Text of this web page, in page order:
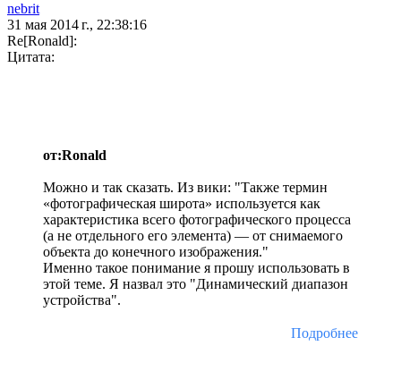
nebrit
31 мая 2014 г., 22:38:16
Re[Ronald]:
Цитата:
от:Ronald
Можно и так сказать. Из вики: "Также термин
«фотографическая широта» используется как
характеристика всего фотографического процесса
(а не отдельного его элемента) — от снимаемого
объекта до конечного изображения."
Именно такое понимание я прошу использовать в
этой теме. Я назвал это "Динамический диапазон
устройства".
Подробнее